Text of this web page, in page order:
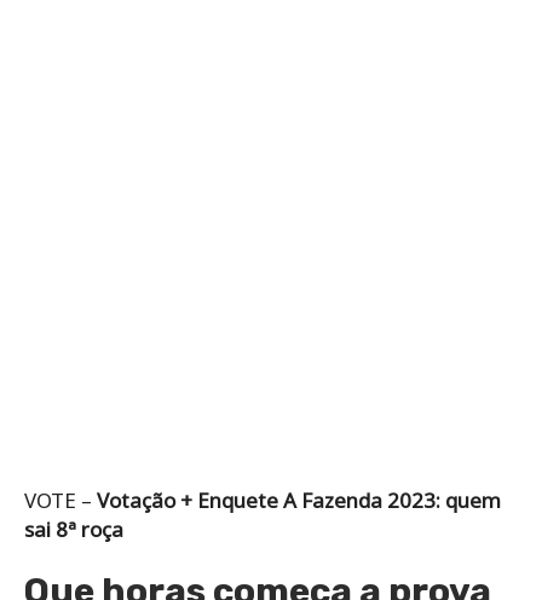
VOTE – Votação + Enquete A Fazenda 2023: quem
sai 8ª roça